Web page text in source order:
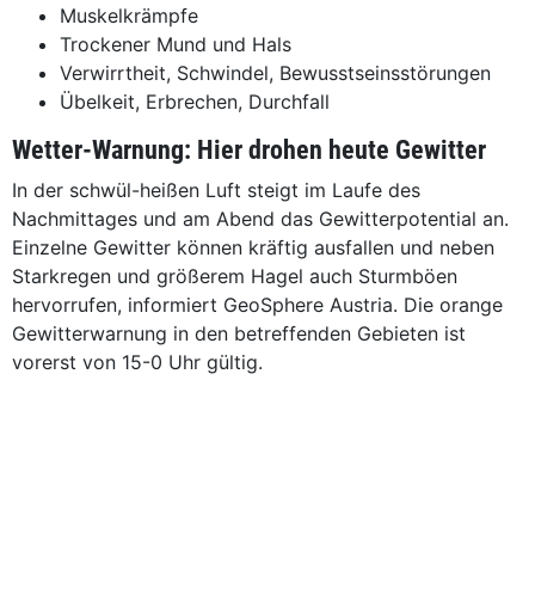
Muskelkrämpfe
Trockener Mund und Hals
Verwirrtheit, Schwindel, Bewusstseinsstörungen
Übelkeit, Erbrechen, Durchfall
Wetter-Warnung: Hier drohen heute Gewitter
In der schwül-heißen Luft steigt im Laufe des
Nachmittages und am Abend das Gewitterpotential an.
Einzelne Gewitter können kräftig ausfallen und neben
Starkregen und größerem Hagel auch Sturmböen
hervorrufen, informiert GeoSphere Austria. Die orange
Gewitterwarnung in den betreffenden Gebieten ist
vorerst von 15-0 Uhr gültig.